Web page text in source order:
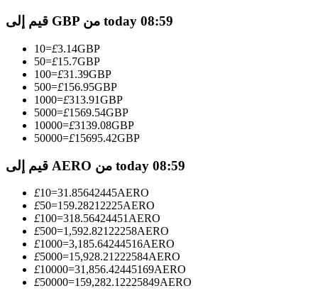
كن متداول نسخ
استمتع بتقاسم الأرباح وعمولات نسخ التداول
معلومة
تحليل البيانات الضخمة بما في ذلك المعلومات التجارية، وما
قيم إلى GBP من today 08:59
10=£3.14GBP
50=£15.7GBP
100=£31.39GBP
500=£156.95GBP
1000=£313.91GBP
5000=£1569.54GBP
10000=£3139.08GBP
50000=£15695.42GBP
قيم إلى AERO من today 08:59
£10=31.85642445AERO
£50=159.28212225AERO
£100=318.56424451 AERO
£500=1,592.82122258AERO
£1000=3,185.64244516AERO
£5000=15,928.21222584AERO
£10000=31,856.42445169AERO
£50000=159,282.12225849AERO